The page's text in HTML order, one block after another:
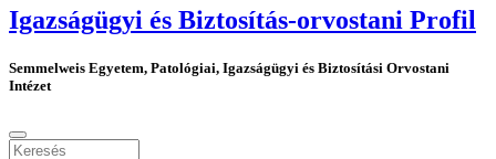
Igazságügyi és Biztosítás-orvostani Profil
Semmelweis Egyetem, Patológiai, Igazságügyi és Biztosítási Orvostani
Intézet